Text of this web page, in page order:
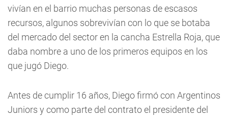
vivían en el barrio muchas personas de escasos
recursos, algunos sobrevivían con lo que se botaba
del mercado del sector en la cancha Estrella Roja, que
daba nombre a uno de los primeros equipos en los
que jugó Diego.
Antes de cumplir 16 años, Diego firmó con Argentinos
Juniors y como parte del contrato el presidente del